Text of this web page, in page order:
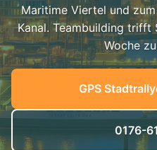
Maritime Viertel und
Kanal. Teambuilding trifft
Woche
GPS
0176-